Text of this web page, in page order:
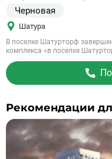
Черновая
Шатура
В поселке Шатурторф
комплекса «в поселке
Рекомендации